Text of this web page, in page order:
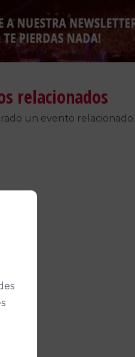
relacionados
un evento relacionado.